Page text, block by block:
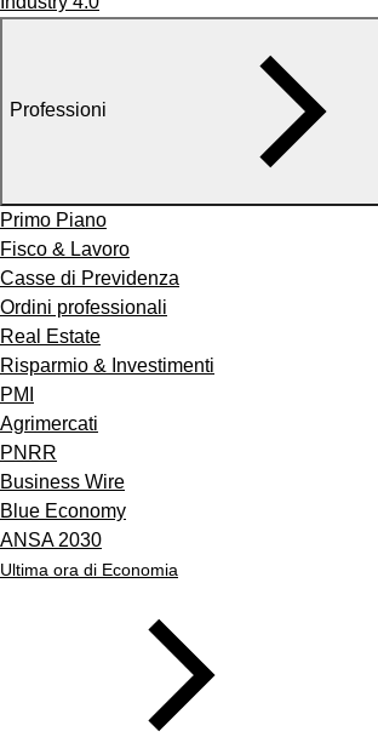
Professioni
Primo Piano
Fisco & Lavoro
Casse di Previdenza
Ordini professionali
Real Estate
Risparmio & Investimenti
PMI
Agrimercati
PNRR
Business Wire
Blue Economy
ANSA 2030
Ultima ora di Economia